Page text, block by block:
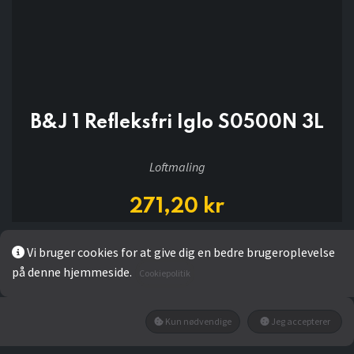
B&J 1 Refleksfri Iglo S0500N 3L
Loftmaling
271,20 kr
Add to wishlist
Vi bruger cookies for at give dig en bedre brugeroplevelse
på denne hjemmeside.
Cookiepolitik
Kun nødvendige Jeg accepterer